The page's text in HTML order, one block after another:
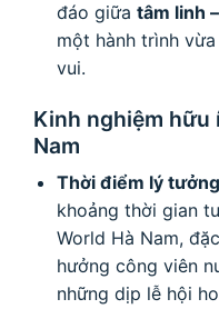
đáo giữa tâm linh
một hành trình
vui.
Kinh nghiệm hữu
Nam
Thời điểm lý
khoảng thời gian
World Hà Nam,
hưởng công viên
những dịp lễ hội